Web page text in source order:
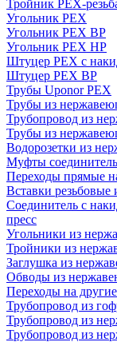
Тройник PEX-
Угольник PEX
Угольник PEX ВР
Угольник PEX НР
Штуцер PEX c
Штуцер PEX ВР
Трубы Uponor PEX
Трубы из
Трубопровод из
Трубы из
Водорозетки из
Муфты
Переходы прямые
Вставки
Соединитель с
пресс
Угольники из
Тройники из
Заглушка из
Обводы из
Переходы на
Трубопровод из
Трубопровод из
Трубопровод из